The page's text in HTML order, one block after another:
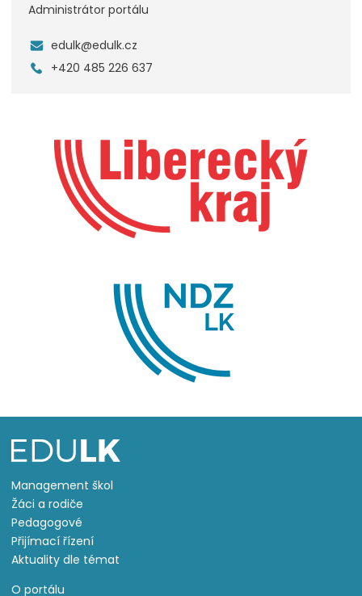
Administrátor portálu
edulk@edulk.cz
+420 485 226 637
Management škol
Žáci a rodiče
Pedagogové
Přijímací řízení
Aktuality dle témat
O portálu